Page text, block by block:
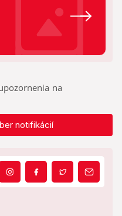
na
notifikácií